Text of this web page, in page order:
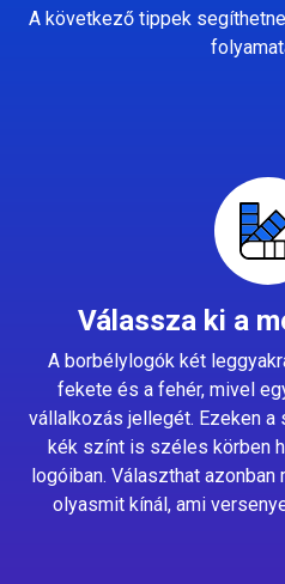
A következő tippek
Válassza ki a
A borbélylogók két
fekete és a fehér, mivel
vállalkozás jellegét. Ezeken
kék színt is széles körben
logóiban. Választhat
olyasmit kínál, ami